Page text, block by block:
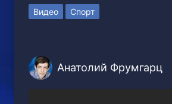
Видео Спорт
Анатолий Фрумгарц